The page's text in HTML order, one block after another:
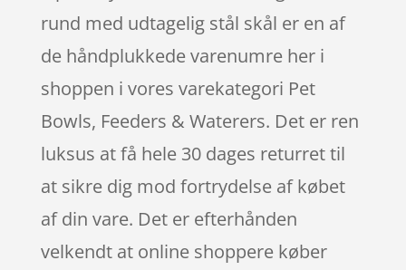
rund med udtagelig stål skål er en af
de håndplukkede varenumre her i
shoppen i vores varekategori Pet
Bowls, Feeders & Waterers. Det er ren
luksus at få hele 30 dages returret til
at sikre dig mod fortrydelse af købet
af din vare. Det er efterhånden
velkendt at online shoppere køber